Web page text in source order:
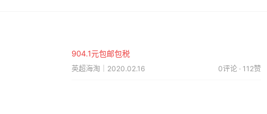
904.1元包邮包税
英超海淘｜2020.02.16 0评论 · 112赞